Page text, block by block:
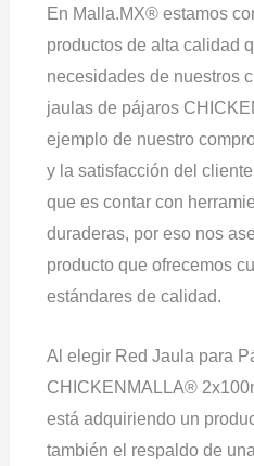
En Malla.MX® estamos
productos de alta calidad
necesidades de nuestros
jaulas de pájaros
ejemplo de nuestro
y la satisfacción del
que es contar con
duraderas, por eso nos
producto que ofrecemos
estándares de calidad.
Al elegir Red Jaula para
CHICKENMALLA®
está adquiriendo un
también el respaldo de